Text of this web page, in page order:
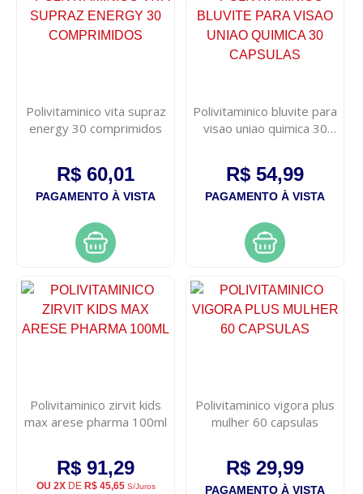
Polivitaminico vita supraz
energy 30 comprimidos
R$ 60,01
PAGAMENTO À VISTA
Polivitaminico bluvite para
visao uniao quimica 30
R$ 54,99
PAGAMENTO À VISTA
Polivitaminico zirvit kids
max arese pharma 100ml
R$ 91,29
OU 2XDE R$ 45,65S/Juros
Polivitaminico vigora plus
mulher 60 capsulas
R$ 29,99
PAGAMENTO À VISTA